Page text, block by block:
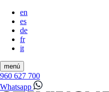
en
es
de
fr
it
menú
960 627 700
Whatsapp